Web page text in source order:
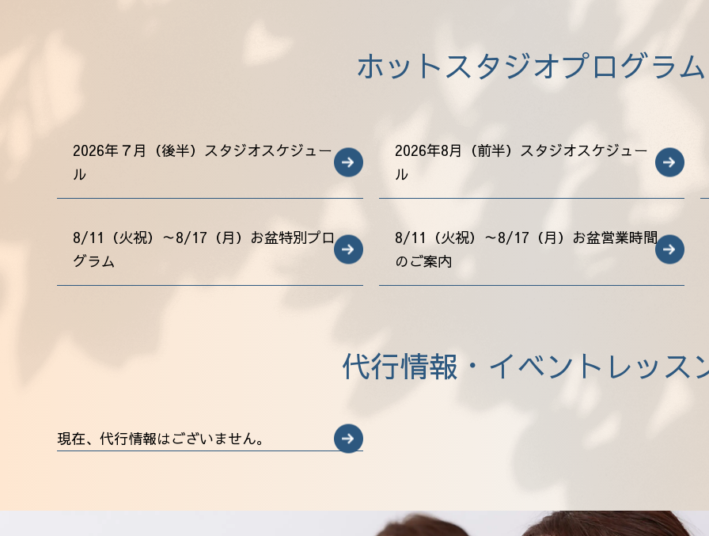
ホットスタジオプログラム
2026年７月（後半）スタジオスケジュー
ル
2026年8月（前半）スタジオスケジュー
ル
8/11（火祝）～8/17（月）お盆特別プロ
グラム
8/11（火祝）～8/17（月）お盆営業時間
のご案内
代行情報・イベントレッス
現在、代行情報はございません。